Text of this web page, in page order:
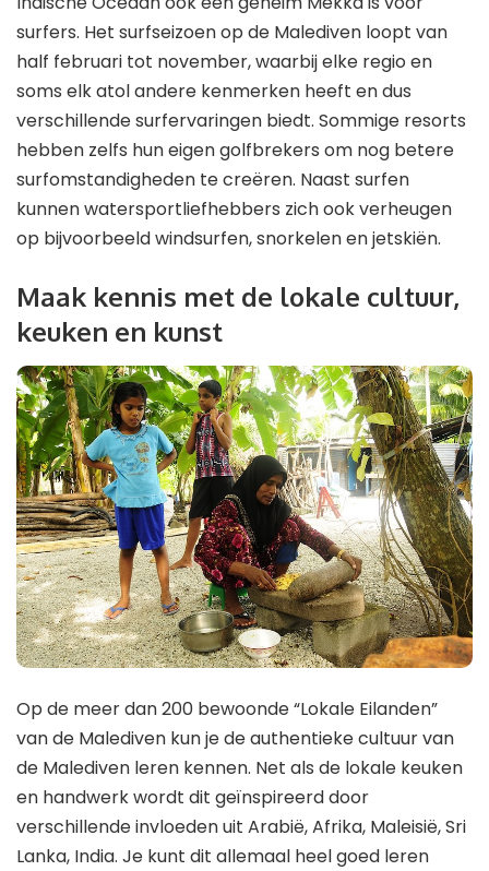
surfers. Het surfseizoen op de Malediven loopt van
half februari tot november, waarbij elke regio en
soms elk atol andere kenmerken heeft en dus
verschillende surfervaringen biedt. Sommige resorts
hebben zelfs hun eigen golfbrekers om nog betere
surfomstandigheden te creëren. Naast surfen
kunnen watersportliefhebbers zich ook verheugen
op bijvoorbeeld windsurfen, snorkelen en jetskiën.
Maak kennis met de lokale cultuur,
keuken en kunst
Op de meer dan 200 bewoonde “Lokale Eilanden”
van de Malediven kun je de authentieke cultuur van
de Malediven leren kennen. Net als de lokale keuken
en handwerk wordt dit geïnspireerd door
verschillende invloeden uit Arabië, Afrika, Maleisië, Sri
Lanka, India. Je kunt dit allemaal heel goed leren